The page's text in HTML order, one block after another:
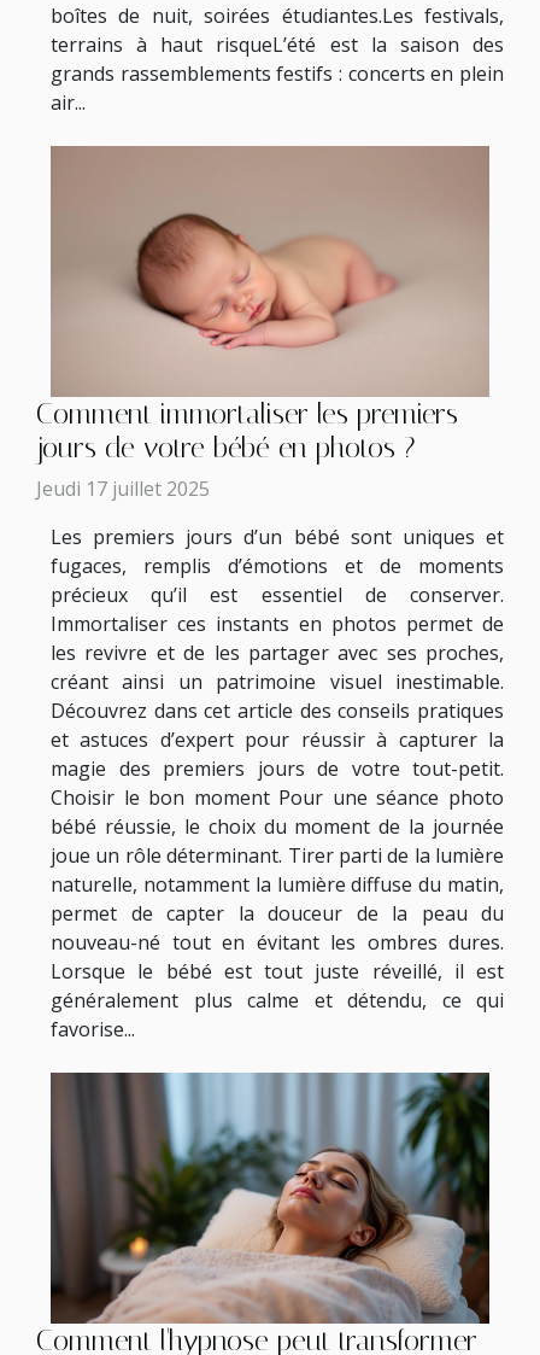
boîtes de nuit, soirées étudiantes.Les festivals,
terrains à haut risqueL’été est la saison des
grands rassemblements festifs : concerts en plein
air...
Comment immortaliser les premiers
jours de votre bébé en photos ?
Jeudi 17 juillet 2025
Les premiers jours d’un bébé sont uniques et
fugaces, remplis d’émotions et de moments
précieux qu’il est essentiel de conserver.
Immortaliser ces instants en photos permet de
les revivre et de les partager avec ses proches,
créant ainsi un patrimoine visuel inestimable.
Découvrez dans cet article des conseils pratiques
et astuces d’expert pour réussir à capturer la
magie des premiers jours de votre tout-petit.
Choisir le bon moment Pour une séance photo
bébé réussie, le choix du moment de la journée
joue un rôle déterminant. Tirer parti de la lumière
naturelle, notamment la lumière diffuse du matin,
permet de capter la douceur de la peau du
nouveau-né tout en évitant les ombres dures.
Lorsque le bébé est tout juste réveillé, il est
généralement plus calme et détendu, ce qui
favorise...
Comment l'hypnose peut transformer